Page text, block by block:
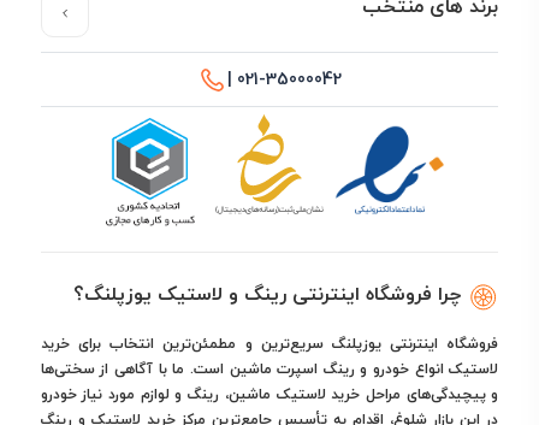
021-35000042 |
چرا فروشگاه اینترنتی رینگ و لاستیک یوزپلنگ؟
فروشگاه اینترنتی یوزپلنگ سریع‌ترین و مطمئن‌ترین انتخاب برای خرید
لاستیک انواع خودرو و رینگ اسپرت ماشین است. ما با آگاهی از سختی‌ها
و پیچیدگی‌های مراحل خرید لاستیک ماشین، رینگ و لوازم مورد نیاز خودرو
در این بازار شلوغ، اقدام به تأسیس جامع‌ترین مرکز خرید لاستیک و رینگ